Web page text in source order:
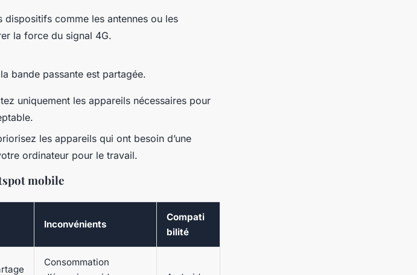
dispositifs comme les antennes ou les
la force du signal 4G.
bande passante est partagée.
uniquement les appareils nécessaires pour
les appareils qui ont besoin d’une
ordinateur pour le travail.
mobile
Inconvénients
Compati
bilité
Consommation